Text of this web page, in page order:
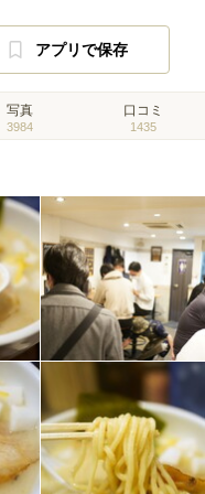
アプリで保存
写真
3984
口コミ
1435